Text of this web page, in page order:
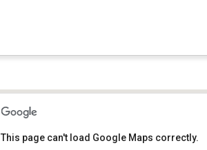
This page can't load Google Maps correctly.